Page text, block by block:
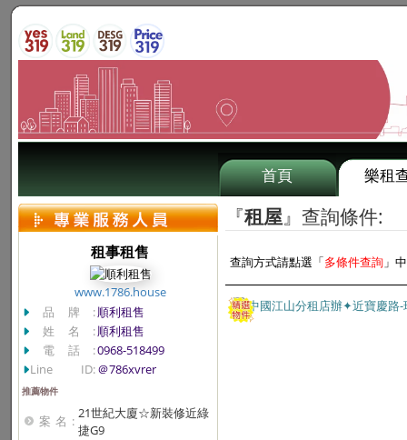
首頁 樂租
租事租售
www.1786.house
品牌:順利租售
姓名:順利租售
電話:0968-518499
Line ID:＠786xvrer
推薦物件
案名: 21世紀大廈☆新裝修近綠
捷G9
『租屋』查詢條件:
查詢方式請點選「多條件查詢 」